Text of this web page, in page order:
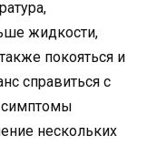
жидкости,
покояться и
справиться с
симптомы
нескольких